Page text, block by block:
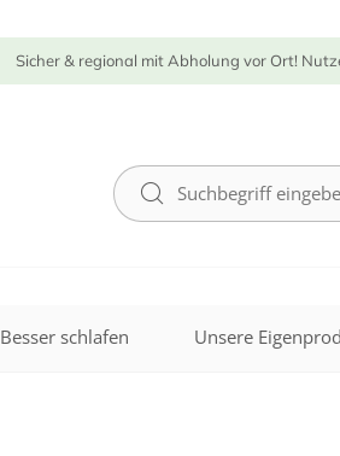
Sicher & regional mit Abholung vor Ort!
Besser schlafen Unsere